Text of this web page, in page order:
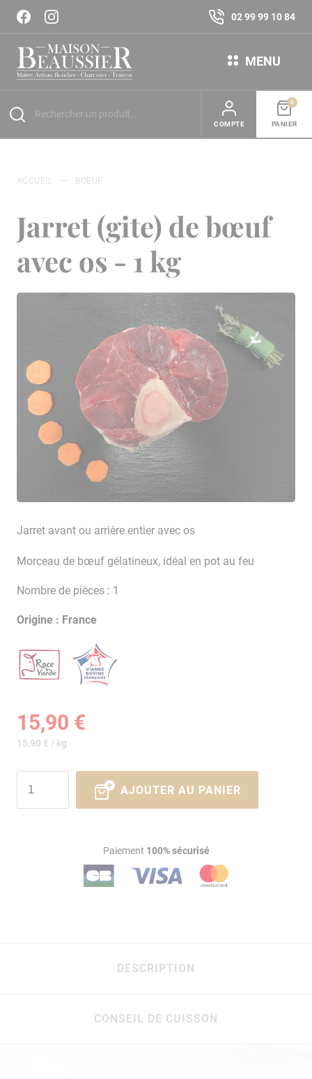
02 99 99 10 84
MENU
COMPTE PANIER
0
ACCUEIL BOEUF
Jarret (gite) de bœuf
avec os - 1 kg
Jarret avant ou arrière entier avec os
Morceau de bœuf gélatineux, idéal en pot au feu
Nombre de pièces : 1
Origine : France
15,90 €
15,90 € / kg
AJOUTER AU PANIER
Paiement 100% sécurisé
DESCRIPTION
CONSEIL DE CUISSON